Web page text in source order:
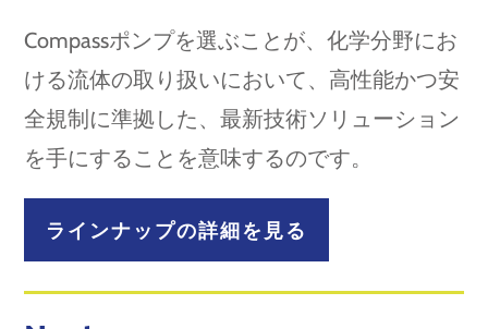
Compassポンプを選ぶことが、化学分野にお
ける流体の取り扱いにおいて、高性能かつ安
全規制に準拠した、最新技術ソリューション
を手にすることを意味するのです。
ラインナップの詳細を見る